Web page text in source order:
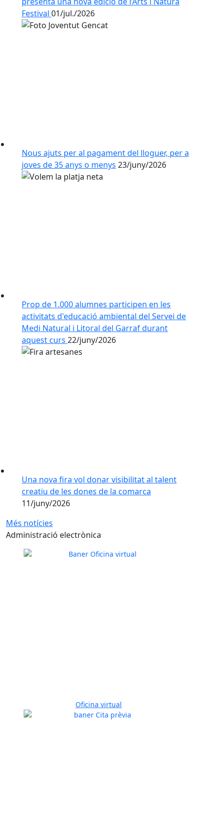
Festival 01/jul./2026
Nous ajuts per al pagament del lloguer, per a
joves de 35 anys o menys 23/juny/2026
Prop de 1.000 alumnes participen en les
activitats d'educació ambiental del Servei de
Medi Natural i Litoral del Garraf durant
aquest curs 22/juny/2026
Una nova fira vol donar visibilitat al talent
creatiu de les dones de la comarca
11/juny/2026
Més notícies
Administració electrònica
Oficina virtual